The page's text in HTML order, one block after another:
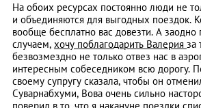
На обоих ресурсах постоянно люди не
и объединяются для выгодных поездок.
вообще бесплатно вас довезти. А заодно
случаем, хочу поблагодарить Валерия за
безвозмездно не только отвез нас в
интересным собеседником всю дорогу.
своему супругу сказала, чтобы он
Суварнабхуми, Вова очень сильно